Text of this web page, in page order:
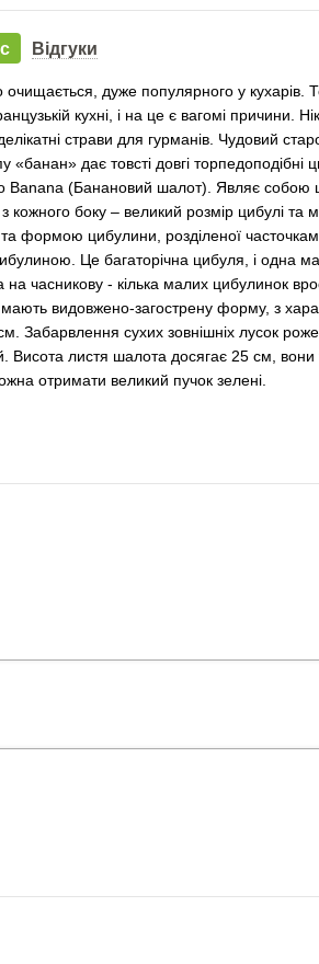
Відгуки
дуже популярного у кухарів.
кухні, і на це є вагомі причини.
страви для гурманів. Чудовий
дає товсті довгі торпедоподібні
Banana (Банановий шалот). Являє
боку – великий розмір цибулі та
та формою цибулини, розділеної
Це багаторічна цибуля, і одна
часникову - кілька малих цибулинок
видовжено-загострену форму, з
Забарвлення сухих зовнішніх лусок
листя шалота досягає 25 см, вони
отримати великий пучок зелені.